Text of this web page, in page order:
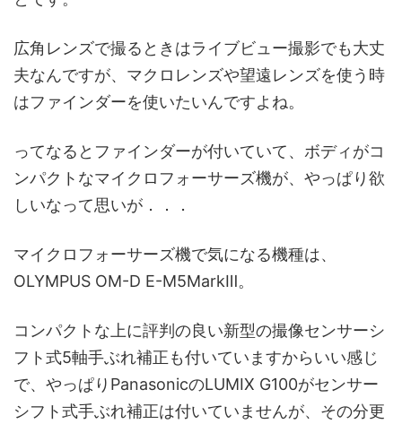
広角レンズで撮るときはライブビュー撮影でも大丈
夫なんですが、マクロレンズや望遠レンズを使う時
はファインダーを使いたいんですよね。
ってなるとファインダーが付いていて、ボディがコ
ンパクトなマイクロフォーサーズ機が、やっぱり欲
しいなって思いが．．．
マイクロフォーサーズ機で気になる機種は、
OLYMPUS OM-D E-M5MarkⅢ。
コンパクトな上に評判の良い新型の撮像センサーシ
フト式5軸手ぶれ補正も付いていますからいい感じ
で、やっぱりPanasonicのLUMIX G100がセンサー
シフト式手ぶれ補正は付いていませんが、その分更